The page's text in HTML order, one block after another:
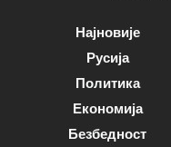
Најновије
Русија
Политика
Економија
Безбедност